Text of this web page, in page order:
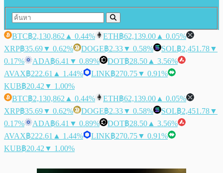
BTC฿2,130,862 ▲ 0.44% ETH฿62,139.00 ▲ 0.05%
XRP฿35.69▼ 0.62% DOGE฿2.33▼ 0.58% SOL฿2,451.78▼
0.17%
ADA฿6.41 ▼ 0.89% DOT฿28.50 ▲ 3.56%
AVAX฿222.61 ▲ 1.44% LINK฿270.75▼ 0.91%
KUB฿20.42 ▼ 1.00%
BTC฿2,130,862 ▲ 0.44% ETH฿62,139.00 ▲ 0.05%
XRP฿35.69▼ 0.62% DOGE฿2.33▼ 0.58% SOL฿2,451.78▼
0.17%
ADA฿6.41 ▼ 0.89% DOT฿28.50 ▲ 3.56%
AVAX฿222.61 ▲ 1.44% LINK฿270.75▼ 0.91%
KUB฿20.42 ▼ 1.00%